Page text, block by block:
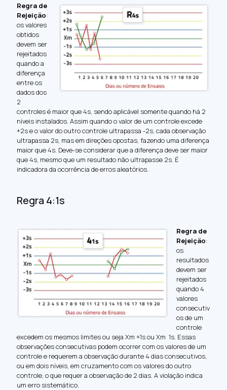
Regra de
Rejeição:
os valores
obtidos
devem ser
rejeitados
quando a
diferença
entre os
dados dos
2
controles é maior que 4s, sendo aplicável somente quando há 2
níveis instalados. Assim quando o valor de um controle excede
+2s e o valor do outro controle ultrapassa -2s, cada observação
ultrapassa 2s, mas em direções opostas, fazendo uma diferença
maior que 4s. Deve-se considerar que a diferença deve ser maior
que 4s, mesmo que um resultado não ultrapasse 2s. É
indicadora da ocorrência deerros aleatórios.
Regra 4:1s
Regra de
Rejeição:
os
resultados
devem ser
rejeitados
quando 4
valores
consecutiv
os de um
controle
excedem os mesmos limites ou seja Xm +1s ou Xm 1s. Essas
observações consecutivas podem ocorrer com os valores de um
controle e requerem a observação durante 4 dias consecutivos,
ou em dois níveis, em cruzamento com os valores do outro
controle, o que requer a observação de 2 dias. A violação indica
um erro sistemático.